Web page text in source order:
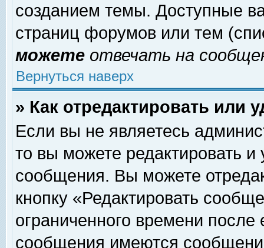
созданием темы. Доступные
страниц форумов или тем
можете отвечать на
Вернуться наверх
» Как отредактировать или
Если вы не являетесь
то вы можете редактировать и
сообщения. Вы можете
кнопку «Редактировать
ограниченного времени
сообщения имеются